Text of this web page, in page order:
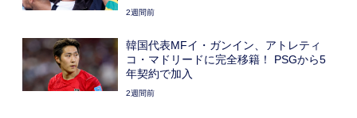
2週間前
韓国代表MFイ・ガンイン、アトレティ
コ・マドリードに完全移籍！ PSGから5
年契約で加入
2週間前